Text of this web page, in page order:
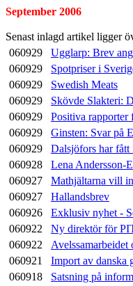
September 2006
Senast inlagd artikel ligger
060929
Ugglarp: Brev
060929
Spotpriser i
060929
Swedish Meats
060929
Skövde Slakteri:
060929
Positiva rapporter
060929
Ginsten: Svar på
060929
Dalsjöfors har fått
060928
Lena Andersson-
060927
Mathjältarna vill
060927
Hallandsbrev
060926
Exklusiv nyhet -
060922
Ny direktör för
060922
060921
Import av danska
060918
Satsning på